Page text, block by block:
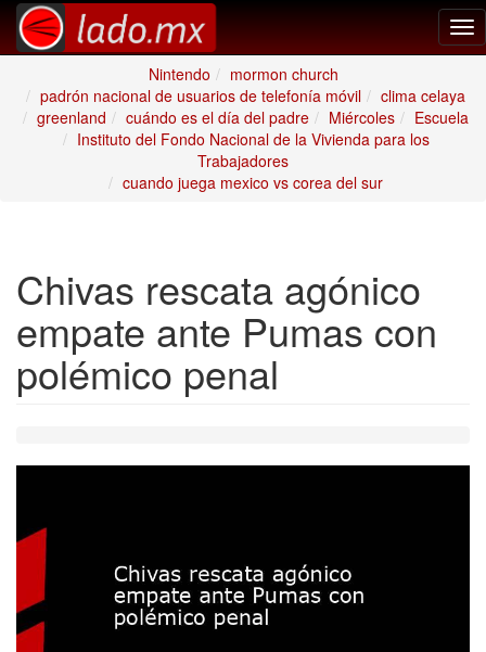
Nintendo
mormon church
padrón nacional de usuarios de telefonía móvil
clima celaya
greenland
cuándo es el día del padre Miércoles
Escuela
Instituto del Fondo Nacional de la Vivienda para los
Trabajadores
cuando juega mexico vs corea del sur
Chivas rescata agónico
empate ante Pumas con
polémico penal